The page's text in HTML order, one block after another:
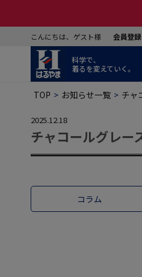
こんにちは、ゲスト様 会員登録
科学で、
着るを変えていく。
TOP お知らせ一覧 チャ
2025.12.18
チャコールグレー
コラム